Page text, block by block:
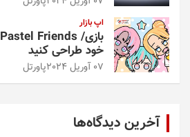
اپ بازار
خود طراحی کنید
07 آوریل 2024 پاورتل
آخرین دیدگاه‌ها